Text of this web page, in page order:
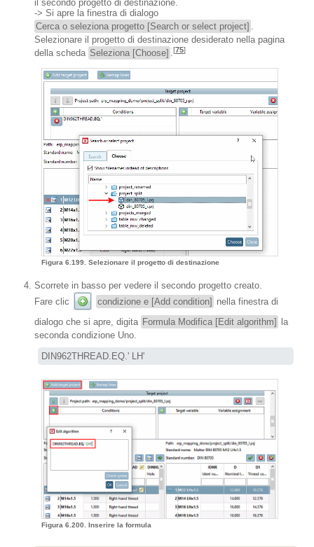
il secondo progetto di destinazione.
-> Si apre la finestra di dialogo
Cerca o seleziona progetto [Search or select project] .
Selezionare il progetto di destinazione desiderato nella pagina
della scheda Seleziona [Choose] .[75]
Figura 6.199. Selezionare il progetto di destinazione
Scorrete in basso per vedere il secondo progetto creato.
Fare clic
condizione e [Add condition] nella finestra di
dialogo che si apre, digita Formula Modifica [Edit algorithm]
la
seconda condizione Uno.
DIN962THREAD.EQ.' LH'
Figura 6.200. Inserire la formula